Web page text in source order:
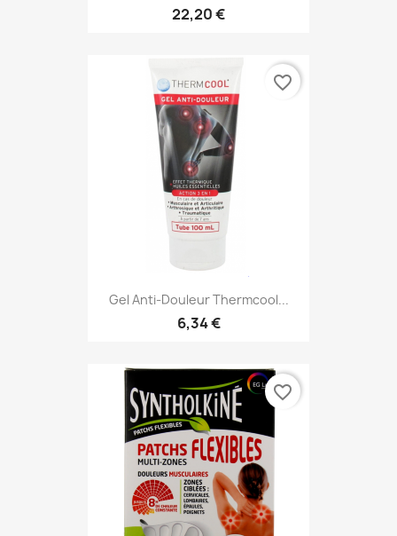
22,20 €
Gel Anti-Douleur Thermcool...
6,34 €
favorite_border
favorite_border